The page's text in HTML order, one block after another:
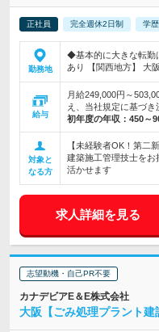
正社員 完全週休2日制 学
勤務地
◆基本的に大きな転勤
あり 【関西地方】 大
給与
月給249,000円～
え、当社規定に基づ
初年度の年収： 450～
対象と
なる方
【未経験者OK！第二
建築施工管理技士をお
活かせます
求人詳細を見る
志望動機・自己PR不要
カナデビアE＆E株式会社
大阪【ごみ処理プラント建